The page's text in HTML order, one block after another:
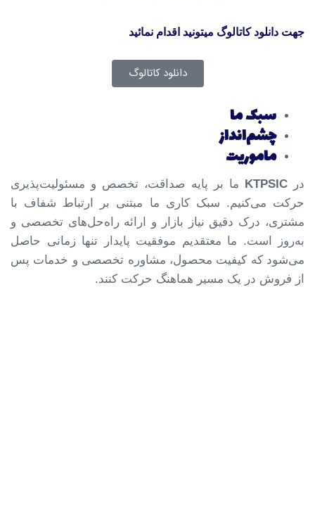
جهت دانلود کاتالوگ میتونید اقدام نمائید
دانلود کاتالوگ
سبک ما
چشم‌انداز
ماموریت
درKTPSIC ما بر پایه صداقت، تخصص و مسئولیت‌پذیری
حرکت می‌کنیم. سبک کاری ما مبتنی بر ارتباط شفاف با
مشتری، درک دقیق نیاز بازار و ارائه راه‌حل‌های تخصصی و
به‌روز است. ما معتقدیم موفقیت پایدار تنها زمانی حاصل
می‌شود که کیفیت محصول، مشاوره تخصصی و خدمات پس
از فروش در یک مسیر هماهنگ حرکت کنند.